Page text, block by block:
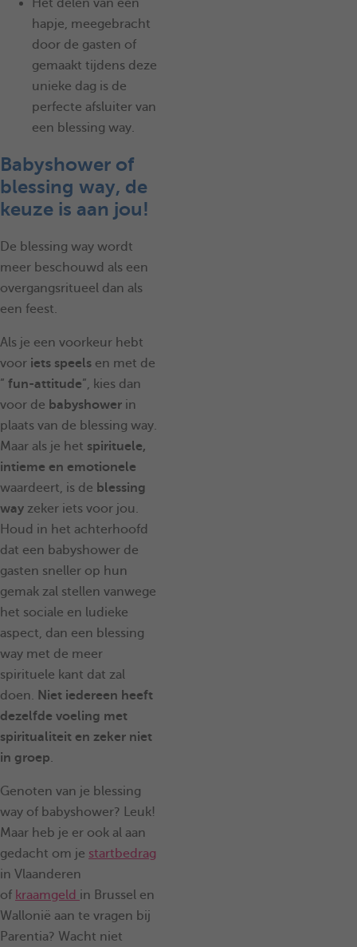
hapje, meegebracht
door de gasten of
gemaakt tijdens deze
unieke dag is de
perfecte afsluiter van
een blessing way.
Babyshower of
blessing way, de
keuze is aan jou!
De blessing way wordt
meer beschouwd als een
overgangsritueel dan als
een feest.
Als je een voorkeur hebt
voor iets speels en met de
” fun-attitude”, kies dan
voor de babyshower in
plaats van de blessing way.
Maar als je het spirituele,
intieme en emotionele
waardeert, is de blessing
way zeker iets voor jou.
Houd in het achterhoofd
dat een babyshower de
gasten sneller op hun
gemak zal stellen vanwege
het sociale en ludieke
aspect, dan een blessing
way met de meer
spirituele kant dat zal
doen. Niet iedereen heeft
dezelfde voeling met
spiritualiteit en zeker niet
in groep.
Genoten van je blessing
way of babyshower? Leuk!
Maar heb je er ook al aan
gedacht om je startbedrag
in Vlaanderen
of kraamgeld in Brussel en
Wallonië aan te vragen bij
Parentia? Wacht niet